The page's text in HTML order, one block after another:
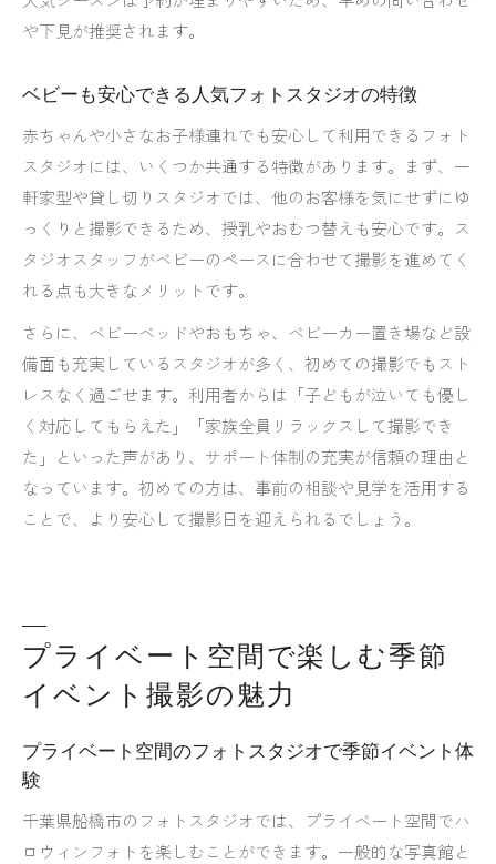
や下見が推奨されます。
ベビーも安心できる人気フォトスタジオの特徴
赤ちゃんや小さなお子様連れでも安心して利用できるフォト
スタジオには、いくつか共通する特徴があります。まず、一
軒家型や貸し切りスタジオでは、他のお客様を気にせずにゆ
っくりと撮影できるため、授乳やおむつ替えも安心です。ス
タジオスタッフがベビーのペースに合わせて撮影を進めてく
れる点も大きなメリットです。
さらに、ベビーベッドやおもちゃ、ベビーカー置き場など設
備面も充実しているスタジオが多く、初めての撮影でもスト
レスなく過ごせます。利用者からは「子どもが泣いても優し
く対応してもらえた」「家族全員リラックスして撮影でき
た」といった声があり、サポート体制の充実が信頼の理由と
なっています。初めての方は、事前の相談や見学を活用する
ことで、より安心して撮影日を迎えられるでしょう。
プライベート空間で楽しむ季節
イベント撮影の魅力
プライベート空間のフォトスタジオで季節イベント体
験
千葉県船橋市のフォトスタジオでは、プライベート空間でハ
ロウィンフォトを楽しむことができます。一般的な写真館と